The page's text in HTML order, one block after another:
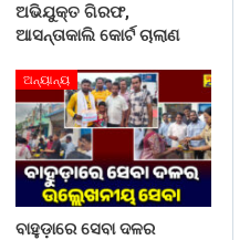
ଅଭିଯୁକ୍ତ ଗିରଫ,
ଆସନ୍ତାକାଲି କୋର୍ଟ ଚାଲାଣ
ଅନ୍ୟାନ୍ୟ
ବାହୁଡ଼ାରେ ସେବା ଦଳର